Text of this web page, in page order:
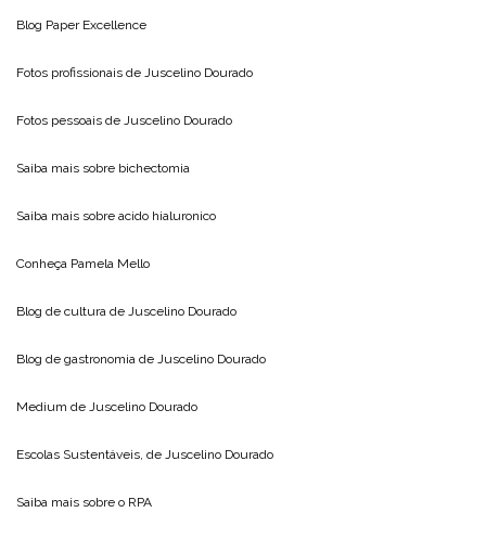
Blog Paper Excellence
Fotos profissionais de Juscelino Dourado
Fotos pessoais de Juscelino Dourado
Saiba mais sobre bichectomia
Saiba mais sobre acido hialuronico
Conheça Pamela Mello
Blog de cultura de Juscelino Dourado
Blog de gastronomia de Juscelino Dourado
Medium de Juscelino Dourado
Escolas Sustentáveis, de Juscelino Dourado
Saiba mais sobre o RPA